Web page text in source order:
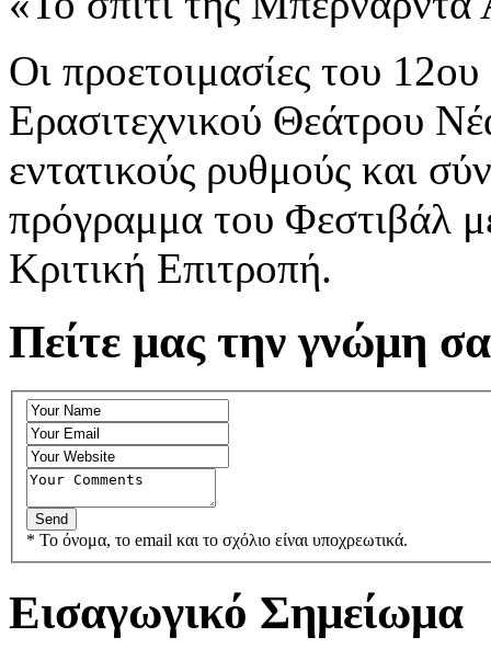
Οι προετοιμασίες του
Ερασιτεχνικού Θεάτρου
εντατικούς ρυθμούς και
πρόγραμμα του Φεστιβάλ
Κριτική Επιτροπή.
Πείτε μας την γνώμη
* Το όνομα, το email και το σχόλιο είναι υποχρεωτικά.
Εισαγωγικό Σημείωμα